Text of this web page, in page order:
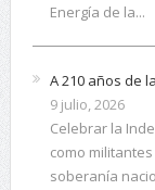
Energía de la...
A 210 años de
9 julio, 2026
Celebrar la
como
soberanía